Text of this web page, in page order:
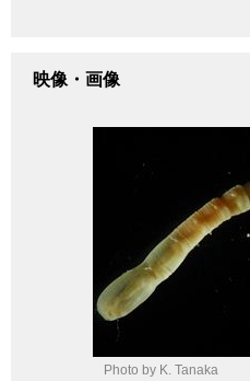
映像・画像
Photo by K. Tanaka